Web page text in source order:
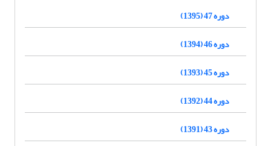
دوره 47 (1395)
دوره 46 (1394)
دوره 45 (1393)
دوره 44 (1392)
دوره 43 (1391)